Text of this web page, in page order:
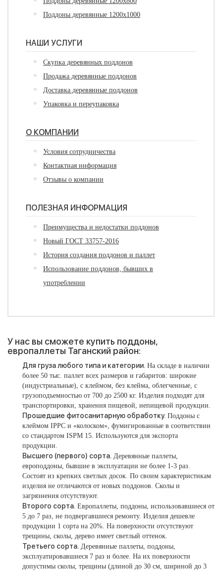
Поддоны деревянные 1200х1000
НАШИ УСЛУГИ
Скупка деревянных поддонов
Продажа деревянные поддонов
Доставка деревянные поддонов
Упаковка и переупаковка
О КОМПАНИИ
Условия сотрудничества
Контактная информация
Отзывы о компании
ПОЛЕЗНАЯ ИНФОРМАЦИЯ
Преимущества и недостатки поддонов
Новый ГОСТ 33757-2016
История создания поддонов и паллет
Использование поддонов, бывших в
употреблении
У нас вы сможете купить поддоны,
европаллеты Таганский район:
Для груза любого типа и категории. На складе в наличии
более 50 тыс. паллет всех размеров и габаритов: широкие
(индустриальные), с клеймом, без клейма, облегченные, с
грузоподъемностью от 700 до 2500 кг. Изделия подходят для
транспортировки, хранения пищевой, непищевой продукции.
Прошедшие фитосанитарную обработку. Поддоны с
клеймом IPPC и «колоском», фумигированные в соответствии
со стандартом ISPM 15. Используются для экспорта
продукции.
Высшего (первого) сорта. Деревянные паллеты,
европоддоны, бывшие в эксплуатации не более 1-3 раз.
Состоят из крепких светлых досок. По своим характеристикам
изделия не отличаются от новых поддонов. Сколы и
загрязнения отсутствуют.
Второго сорта. Европаллеты, поддоны, использовавшиеся от
5 до 7 раз, не подвергавшиеся ремонту. Изделия дешевле
продукции 1 сорта на 20%. На поверхности отсутствуют
трещины, сколы, дерево имеет светлый оттенок.
Третьего сорта. Деревянные паллеты, поддоны,
эксплуатировавшиеся 7 раз и более. На их поверхности
допустимы сколы, трещины (длиной до 30 см, шириной до 3